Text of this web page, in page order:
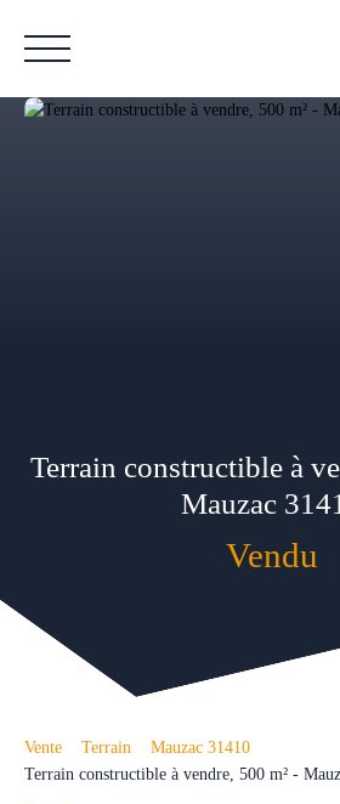
Terrain constructible à
Mauzac
Vendu
Vente Terrain
Mauzac 31410
Terrain constructible à vendre, 500 m² -